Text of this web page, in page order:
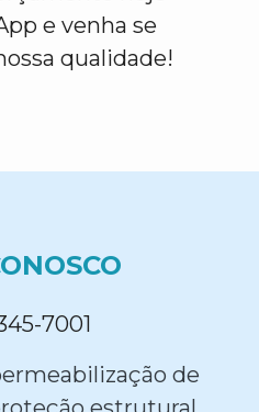
e venha se
qualidade!
7001
de